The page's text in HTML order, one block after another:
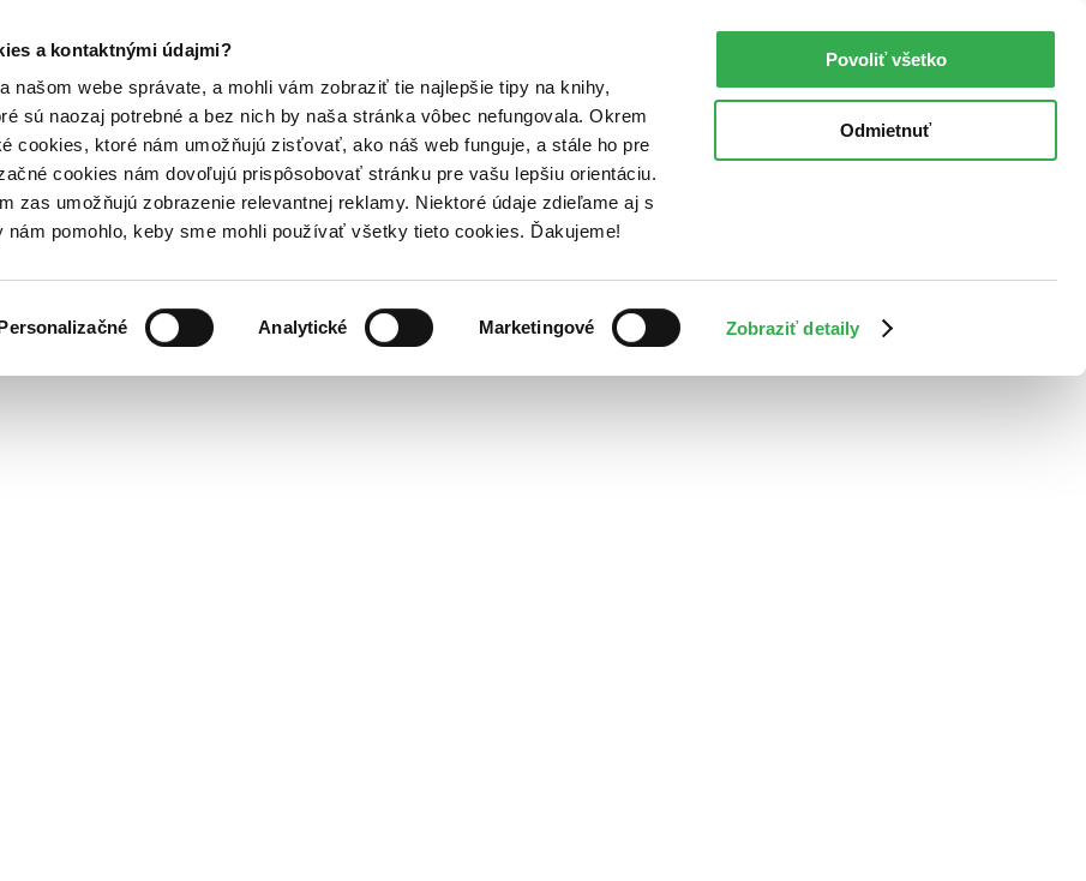
a kontaktnými údajmi?
našom webe správate, a mohli vám zobraziť tie najlepšie tipy na knihy,
sú naozaj potrebné a bez nich by naša stránka vôbec nefungovala. Okrem
cookies, ktoré nám umožňujú zisťovať, ako náš web funguje, a stále ho pre
cookies nám dovoľujú prispôsobovať stránku pre vašu lepšiu orientáciu.
zas umožňujú zobrazenie relevantnej reklamy. Niektoré údaje zdieľame aj s
pomohlo, keby sme mohli používať všetky tieto cookies. Ďakujeme!
Analytické Marketingové Zobraziť detaily
Povoliť všetko
Odmietnuť